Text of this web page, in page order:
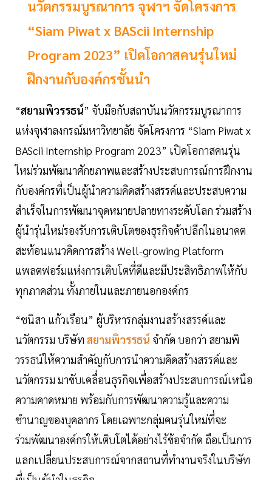
นวัตกรรมบูรณาการ จุฬาฯ จัดโครงการ
“Siam Piwat x BAScii Internship
Program 2023” เปิดโอกาสคนรุ่นใหม่
ฝึกงานกับองค์กรชั้นนำ
“สยามพิวรรธน์” จับมือกับสถาบันนวัตกรรมบูรณาการ
แห่งจุฬาลงกรณ์มหาวิทยาลัย จัดโครงการ “Siam Piwat x
BAScii Internship Program 2023” เปิดโอกาสคนรุ่น
ใหม่ร่วมพัฒนาศักยภาพและสร้างประสบการณ์การฝึกงาน
กับองค์กรที่เป็นผู้นำความคิดสร้างสรรค์และประสบความ
สำเร็จในการพัฒนาจุดหมายปลายทางระดับโลก ร่วมสร้าง
ผู้นำรุ่นใหม่รองรับการเติบโตของธุรกิจค้าปลีกในอนาคต
สะท้อนแนวคิดการสร้าง Well-growing Platform
แพลตฟอร์มแห่งการเติบโตที่ดีและมีประสิทธิภาพให้กับ
ทุกภาคส่วน ทั้งภายในและภายนอกองค์กร
“ชนิสา แก้วเรือน” ผู้บริหารกลุ่มงานสร้างสรรค์และ
นวัตกรรม บริษัท สยามพิวรรธน์ จำกัด บอกว่า สยามพิ
วรรธน์ให้ความสำคัญกับการนำความคิดสร้างสรรค์และ
นวัตกรรม มาขับเคลื่อนธุรกิจเพื่อสร้างประสบการณ์เหนือ
ความคาดหมาย พร้อมกับการพัฒนาความรู้และความ
ชำนาญของบุคลากร โดยเฉพาะกลุ่มคนรุ่นใหม่ที่จะ
ร่วมพัฒนาองค์กรให้เติบโตได้อย่างไร้ข้อจำกัด ถือเป็นการ
แลกเปลี่ยนประสบการณ์จากสถานที่ทำงานจริงในบริษัท